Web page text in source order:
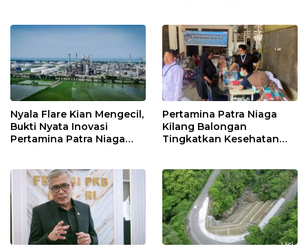
Jatibarang 2026
Nyala Flare Kian Mengecil,
Bukti Nyata Inovasi
Pertamina Patra Niaga
Pertamina Patra Niaga
Kilang Balongan
Tingkatkan Kesehatan
Rutin dan Edukasi
Perawatan Gigi